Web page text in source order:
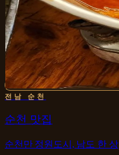
전남 순천
순천 맛집
순천만 정원도시, 남도 한 상